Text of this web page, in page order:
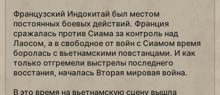
Французский Индокитай был местом
постоянных боевых действий. Франция
сражалась против Сиама за контроль над
Лаосом, а в свободное от войн с Сиамом время
боролась с вьетнамскими повстанцами. И как
только отгремели выстрелы последнего
восстания, началась Вторая мировая война.
В это время на вьетнамскую сцену вышла